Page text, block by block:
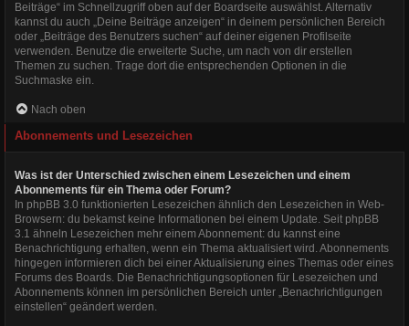
Beiträge“ im Schnellzugriff oben auf der Boardseite auswählst. Alternativ
kannst du auch „Deine Beiträge anzeigen“ in deinem persönlichen Bereich
oder „Beiträge des Benutzers suchen“ auf deiner eigenen Profilseite
verwenden. Benutze die erweiterte Suche, um nach von dir erstellen
Themen zu suchen. Trage dort die entsprechenden Optionen in die
Suchmaske ein.
Nach oben
Abonnements und Lesezeichen
Was ist der Unterschied zwischen einem Lesezeichen und einem
Abonnements für ein Thema oder Forum?
In phpBB 3.0 funktionierten Lesezeichen ähnlich den Lesezeichen in Web-
Browsern: du bekamst keine Informationen bei einem Update. Seit phpBB
3.1 ähneln Lesezeichen mehr einem Abonnement: du kannst eine
Benachrichtigung erhalten, wenn ein Thema aktualisiert wird. Abonnements
hingegen informieren dich bei einer Aktualisierung eines Themas oder eines
Forums des Boards. Die Benachrichtigungsoptionen für Lesezeichen und
Abonnements können im persönlichen Bereich unter „Benachrichtigungen
einstellen“ geändert werden.